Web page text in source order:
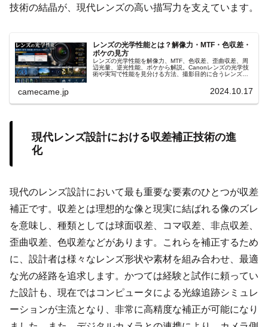
技術の結晶が、現代レンズの高い描写力を支えています。
レンズの光学性能とは？解像力・MTF・色収差・
ボケの見方
レンズの光学性能を解像力、MTF、色収差、歪曲収差、周
辺光量、逆光性能、ボケから解説。Canonレンズの光学技
術や実写で性能を見分ける方法、撮影目的に合うレンズ選
camecame.jp 2024.10.17
現代レンズ設計における収差補正技術の進
化
現代のレンズ設計において最も重要な要素のひとつが収差
補正です。収差とは理想的な像と現実に結ばれる像のズレ
を意味し、種類としては球面収差、コマ収差、非点収差、
歪曲収差、色収差などがあります。これらを補正するため
に、設計者は様々なレンズ形状や素材を組み合わせ、最適
な光の経路を追求します。かつては経験と試作に頼ってい
た設計も、現在ではコンピュータによる光線追跡シミュレ
ーションが主流となり、非常に高精度な補正が可能になり